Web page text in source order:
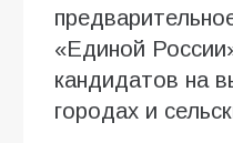
«Единой
кандидатов на
городах и